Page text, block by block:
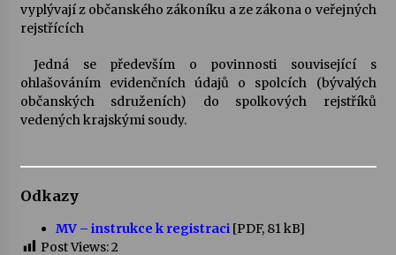
Pozvánka na integrační festival Quijotova
Letní koncerty ve Stromovce: Kolchoz a
Jenakaši
28. 7. 2026
Votavžatský ploty
vyplývají z občanského zákoníku a ze zákona o veřejných
rejstřících
Jedná se především o povinnosti související s
ohlašováním evidenčních údajů o spolcích (bývalých
občanských sdruženích) do spolkových rejstříků
vedených krajskými soudy.
Odkazy
MV – instrukce k registraci[PDF, 81 kB]
Post Views:2